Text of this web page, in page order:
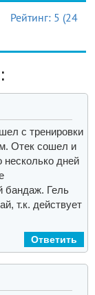
Рейтинг: 5 (24
с тренировки
Отек сошел и
дней
бандаж. Гель
т.к. действует
Ответить